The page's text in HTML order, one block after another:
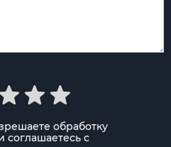
обработку
соглашаетесь с